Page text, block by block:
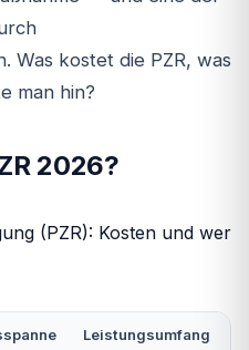
Was kostet die PZR, was
man hin?
2026?
Leistungsumfang